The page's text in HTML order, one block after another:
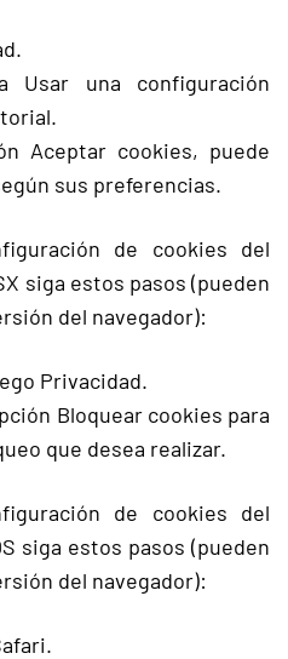
una configuración
Aceptar cookies, puede
sus preferencias.
de cookies del
siga estos pasos (pueden
del navegador):
Privacidad.
Bloquear cookies para
que desea realizar.
de cookies del
siga estos pasos (pueden
del navegador):